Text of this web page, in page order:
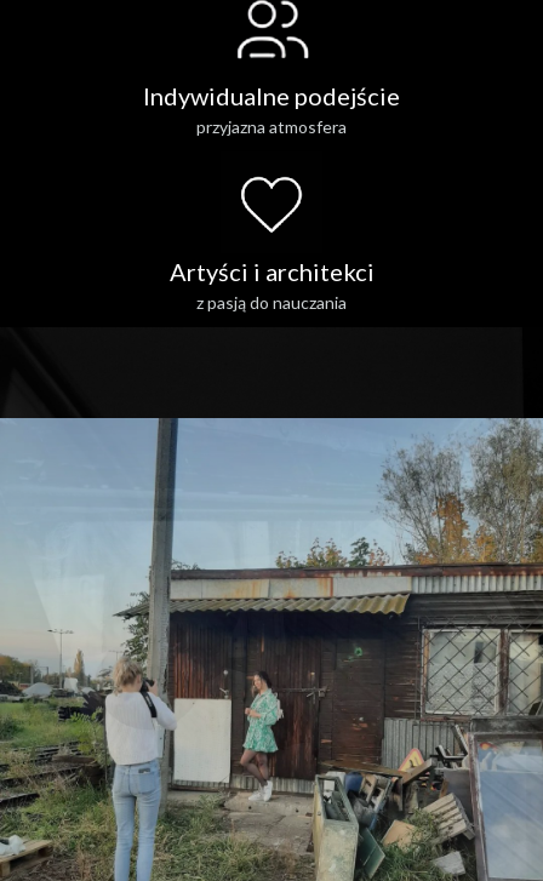
Indywidualne podejście
przyjazna atmosfera
Artyści i architekci
z pasją do nauczania